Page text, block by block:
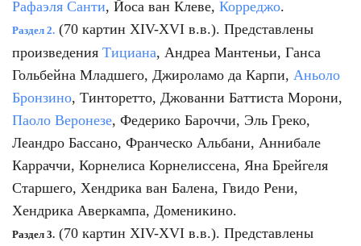
Рафаэля Санти, Йоса ван Клеве, Корреджо.
Раздел 2. (70 картин XIV-XVI в.в.). Представлены
произведения Тициана, Андреа Мантеньи, Ганса
Гольбейна Младшего, Джироламо да Карпи, Аньоло
Бронзино, Тинторетто, Джованни Баттиста Морони,
Паоло Веронезе, Федерико Бароччи, Эль Греко,
Леандро Бассано, Франческо Альбани, Аннибале
Карраччи, Корнелиса Корнелиссена, Яна Брейгеля
Старшего, Хендрика ван Балена, Гвидо Рени,
Хендрика Аверкампа, Доменикино.
Раздел 3. (70 картин XIV-XVI в.в.). Представлены